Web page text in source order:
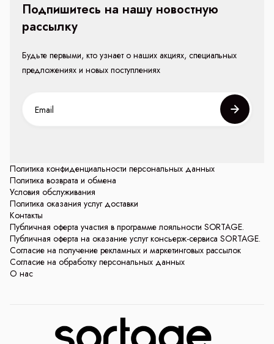
Политика конфиденциальности персональных данных
Политика возврата и обмена
Условия обслуживания
Политика оказания услуг доставки
Контакты
Публичная оферта участия в программе лояльности SORTAGE.
Публичная оферта на оказание услуг консьерж-сервиса SORTAGE.
Согласие на получение рекламных и маркетинговых рассылок
Согласие на обработку персональных данных
О нас
Подпишитесь на нашу новостную
рассылку
Будьте первыми, кто узнает о наших акциях, специальных
предложениях и новых поступлениях